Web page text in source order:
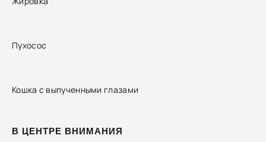
Пухосос
Кошка с выпученными глазами
В ЦЕНТРЕ ВНИМАНИЯ